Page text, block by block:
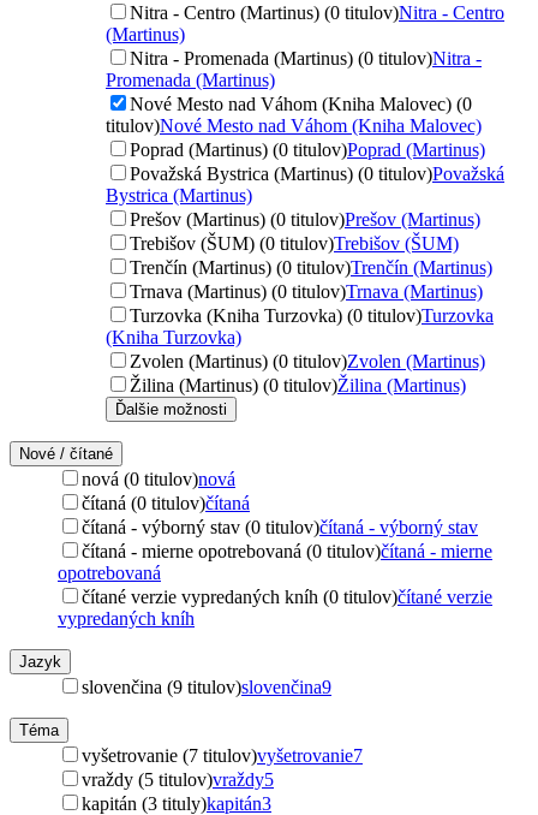
Nitra - Centro (Martinus) (0 titulov)Nitra - Centro
(Martinus)
Nitra - Promenada (Martinus) (0 titulov)Nitra -
Promenada (Martinus)
Nové Mesto nad Váhom (Kniha Malovec) (0
titulov)Nové Mesto nad Váhom (Kniha Malovec)
Poprad (Martinus) (0 titulov)Poprad (Martinus)
Považská Bystrica (Martinus) (0 titulov)Považská
Bystrica (Martinus)
Prešov (Martinus) (0 titulov)Prešov (Martinus)
Trebišov (ŠUM) (0 titulov)Trebišov (ŠUM)
Trenčín (Martinus) (0 titulov)Trenčín (Martinus)
Trnava (Martinus) (0 titulov)Trnava (Martinus)
Turzovka (Kniha Turzovka) (0 titulov)Turzovka
(Kniha Turzovka)
Zvolen (Martinus) (0 titulov)Zvolen (Martinus)
Žilina (Martinus) (0 titulov)Žilina (Martinus)
Ďalšie možnosti
Nové / čítané
nová (0 titulov)nová
čítaná (0 titulov)čítaná
čítaná - výborný stav (0 titulov)čítaná - výborný stav
čítaná - mierne opotrebovaná (0 titulov)čítaná - mierne
opotrebovaná
čítané verzie vypredaných kníh (0 titulov)čítané verzie
vypredaných kníh
Jazyk
slovenčina (9 titulov)slovenčina9
Téma
vyšetrovanie (7 titulov)vyšetrovanie7
vraždy (5 titulov)vraždy5
kapitán (3 tituly)kapitán3